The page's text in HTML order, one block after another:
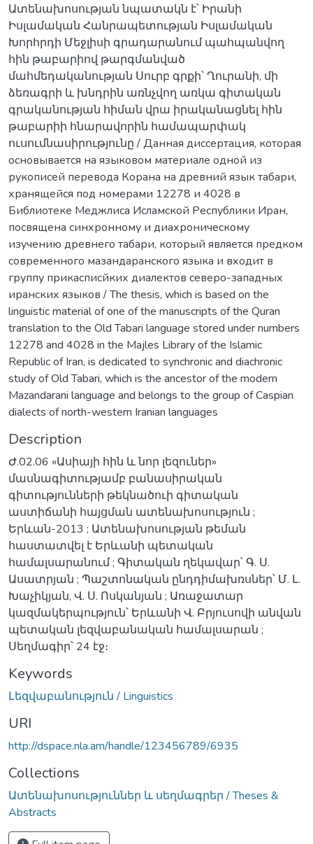
Ատենախոսության նպատակն է՝ Իրանի
Իսլամական Հանրապետության Իսլամական
Խորհրդի Մեջլիսի գրադարանում պահպանվող
հին թաբարիով թարգմանված
մահմեդականության Սուրբ գրքի՝ Ղուրանի, մի
ձեռագրի և խնդրին առնչվող առկա գիտական
գրականության հիման վրա իրականացնել հին
թաբարիի հնարավորին համապարփակ
ուսումնասիրությունը / Данная диссертация, которая
основывается на языковом материале одной из
рукописей перевода Корана на древний язык табари,
хранящейся под номерами 12278 и 4028 в
Библиотеке Меджлиса Исламской Республики Иран,
посвящена синхронному и диахроническому
изучению древнего табари, который является предком
современного мазандаранского языка и входит в
группу прикасписйких диалектов северо-западных
иранских языков / The thesis, which is based on the
linguistic material of one of the manuscripts of the Quran
translation to the Old Tabari language stored under numbers
12278 and 4028 in the Majles Library of the Islamic
Republic of Iran, is dedicated to synchronic and diachronic
study of Old Tabari, which is the ancestor of the modern
Mazandarani language and belongs to the group of Caspian
dialects of north-western Iranian languages
Description
Ժ.02.06 «Ասիայի հին և նոր լեզուներ»
մասնագիտությամբ բանասիրական
գիտությունների թեկնածուի գիտական
աստիճանի հայցման ատենախոսություն ;
Երևան-2013 ; Ատենախոսության թեման
հաստատվել է Երևանի պետական
համալսարանում ; Գիտական ղեկավար՝ Գ. Ս.
Ասատրյան ; Պաշտոնական ընդդիմախռսներ՝ Մ. Լ.
Խաչիկյան, Վ. Ս. Ոսկանյան ; Առաջատար
կազմակերպություն՝ Երևանի Վ. Բրյուսովի անվան
պետական լեզվաբանական համալսարան ;
Սեղմագիր՝ 24 էջ։
Keywords
Լեզվաբանություն / Linguistics
URI
http://dspace.nla.am/handle/123456789/6935
Collections
Ատենախոսություններ և սեղմագրեր / Theses &
Abstracts